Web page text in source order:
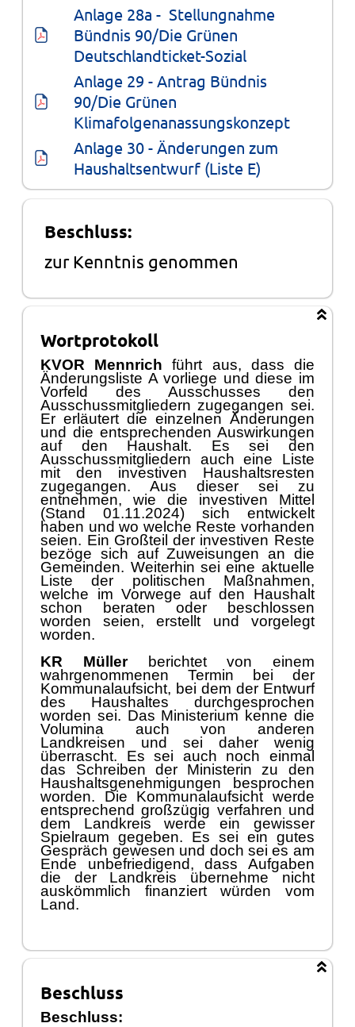
Anlage 28a -  Stellungnahme
Bündnis 90/Die Grünen
Deutschlandticket-Sozial
Anlage 29 - Antrag Bündnis
90/Die Grünen
Klimafolgenanassungskonzept
Anlage 30 - Änderungen zum
Haushaltsentwurf (Liste E)
Beschluss:
zur Kenntnis genommen
Wortprotokoll
KVOR Mennrich führt aus, dass die
Änderungsliste A vorliege und diese im
Vorfeld des Ausschusses den
Ausschussmitgliedern zugegangen sei.
Er erläutert die einzelnen Änderungen
und die entsprechenden Auswirkungen
auf den Haushalt. Es sei den
Ausschussmitgliedern auch eine Liste
mit den investiven Haushaltsresten
zugegangen. Aus dieser sei zu
entnehmen, wie die investiven Mittel
(Stand 01.11.2024) sich entwickelt
haben und wo welche Reste vorhanden
seien. Ein Großteil der investiven Reste
bezöge sich auf Zuweisungen an die
Gemeinden. Weiterhin sei eine aktuelle
Liste der politischen Maßnahmen,
welche im Vorwege auf den Haushalt
schon
beraten oder
beschlossen
worden seien, erstellt und vorgelegt
worden.
KR Mü llerberichtet von einem
wahrgenommenen Termin bei der
Kommunalaufsicht, bei dem der Entwurf
des Haushaltes durchgesprochen
worden sei. Das Ministerium kenne die
Volumina auch von anderen
Landkreisen und sei daher wenig
überrascht. Es sei auch noch einmal
das Schreiben der Ministerin zu den
Haushaltsgenehmigungen besprochen
worden. Die Kommunalaufsicht werde
entsprechend großzügig verfahren und
dem Landkreis werde ein gewisser
Spielraum gegeben. Es sei ein gutes
Gespräch gewesen und doch sei es am
Ende unbefriedigend, dass Aufgaben
die der Landkreis übernehme nicht
auskömmlich finanziert würden vom
Land.
Beschluss
Beschluss: